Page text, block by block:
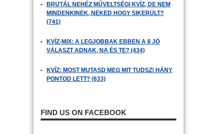
BRUTÁL NEHÉZ MŰVELTSÉGI KVÍZ, DE NEM
MINDENKINEK, NEKED HOGY SIKERÜLT?
(741)
KVÍZ-MIX: A LEGJOBBAK EBBEN A 8 JÓ
VÁLASZT ADNAK, NA ÉS TE? (434)
KVÍZ: MOST MUTASD MEG MIT TUDSZ! HÁNY
PONTOD LETT? (633)
FIND US ON FACEBOOK